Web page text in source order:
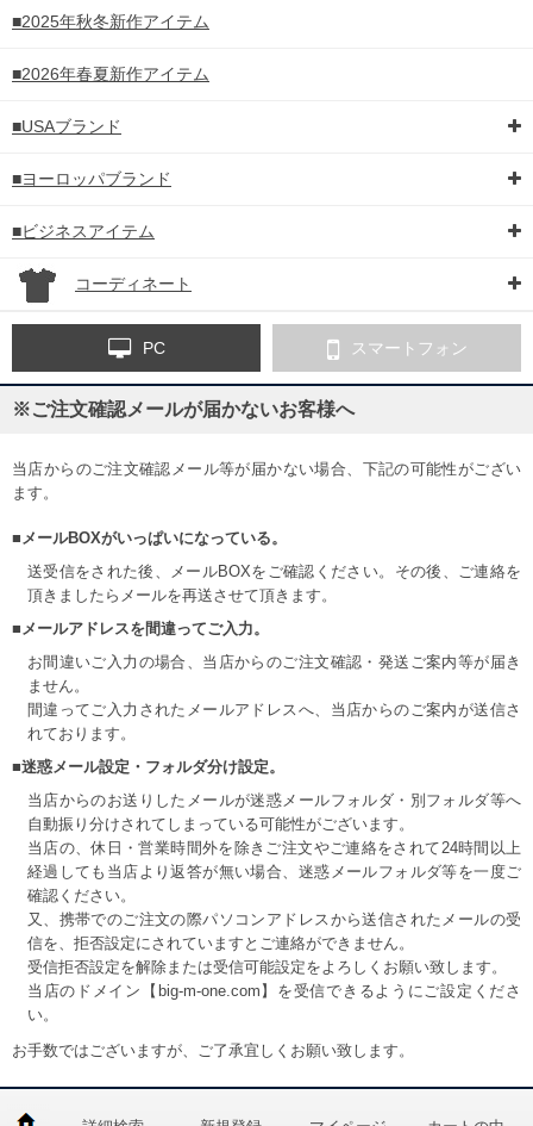
■2025年秋冬新作アイテム
■2026年春夏新作アイテム
■USAブランド
■ヨーロッパブランド
■ビジネスアイテム
コーディネート
PC スマートフォン
※ご注文確認メールが届かないお客様へ
当店からのご注文確認メール等が届かない場合、下記の可能性がござい
ます。
■メールBOXがいっぱいになっている。
送受信をされた後、メールBOXをご確認ください。その後、ご連絡を
頂きましたらメールを再送させて頂きます。
■メールアドレスを間違ってご入力。
お間違いご入力の場合、当店からのご注文確認・発送ご案内等が届き
ません。
間違ってご入力されたメールアドレスへ、当店からのご案内が送信さ
れております。
■迷惑メール設定・フォルダ分け設定。
当店からのお送りしたメールが迷惑メールフォルダ・別フォルダ等へ
自動振り分けされてしまっている可能性がございます。
当店の、休日・営業時間外を除きご注文やご連絡をされて24時間以上
経過しても当店より返答が無い場合、迷惑メールフォルダ等を一度ご
確認ください。
又、携帯でのご注文の際パソコンアドレスから送信されたメールの受
信を、拒否設定にされていますとご連絡ができません。
受信拒否設定を解除または受信可能設定をよろしくお願い致します。
当店のドメイン【big-m-one.com】を受信できるようにご設定くださ
い。
お手数ではございますが、ご了承宜しくお願い致します。